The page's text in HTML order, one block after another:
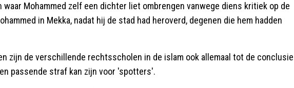
Mohammed zelf een dichter liet ombrengen vanwege diens kritiek op de
in Mekka, nadat hij de stad had heroverd, degenen die hem hadden
zijn de verschillende rechtsscholen in de islam ook allemaal tot de conclusie
passende straf kan zijn voor 'spotters'.